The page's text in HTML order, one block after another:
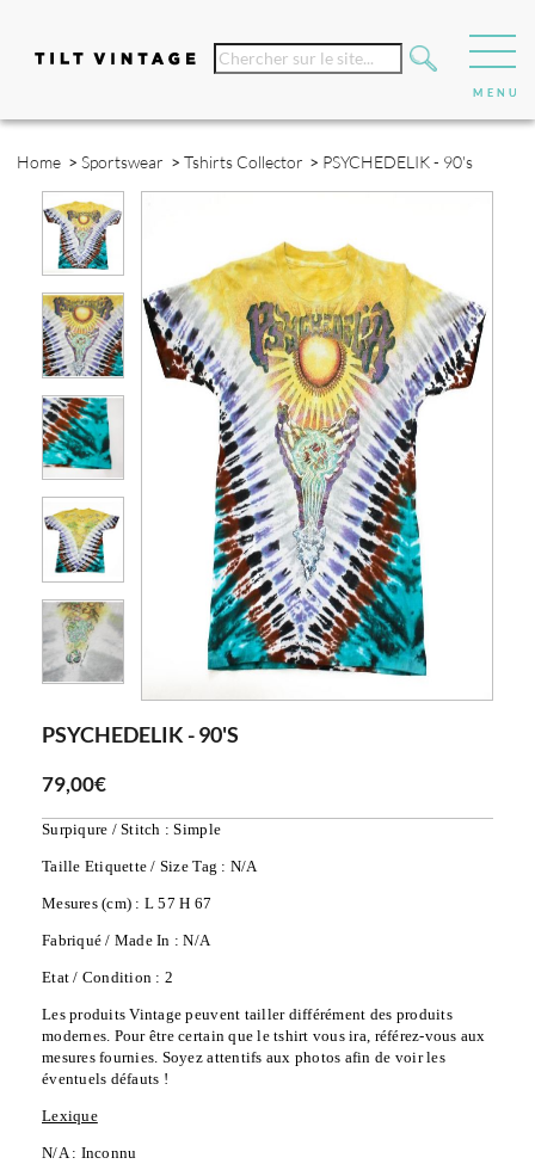
Home > Sportswear > Tshirts Collector > PSYCHEDELIK - 90's
PSYCHEDELIK - 90'S
79,00€
Surpiqure / Stitch : Simple
Taille Etiquette / Size Tag : N/A
Mesures (cm) : L 57 H 67
Fabriqué / Made In : N/A
Etat / Condition : 2
Les produits Vintage peuvent tailler différément des produits
modernes. Pour être certain que le tshirt vous ira, référez-vous aux
mesures fournies. Soyez attentifs aux photos afin de voir les
éventuels défauts !
Lexique
N/A : Inconnu